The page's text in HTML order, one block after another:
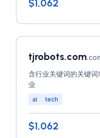
$1,062
tjrobots.com
含行业关键词的关键
业
ai tech
$1,062